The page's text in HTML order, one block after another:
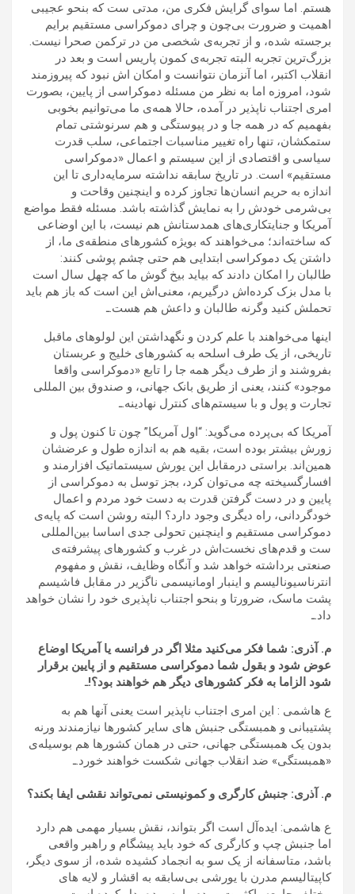
هستم. اما سوای گرایش فکری من، مدتی ست که بنحو عجیبی
اهمیت و ضرورت بی‌چون و چرای دموکراسی مستقیم برایم
برجسته شده، و از تجربه‌ی شخصی من در ترکمن صحرا نیست.
بزرگ‌ترین تجربه البته تجربه‌ی کمون پاریس است و بعد در
انقلاب اکتبر، اما آنزمان نتوانست و امکان اش نبود که پیروزمند
شود، امروزه اما به نظر من مسئله دموکراسی از پایین، بصورت
امری اجتناب ناپذیر در آمده، حالا همه‌ی ما می‌توانیم بخوبی
بفهمیم که در همه جا و در پیوستگی و هم سرنوشتی تمام
ستمکشان، تنها راه تغییر مناسبات اجتماعی، سلب قدرت
سیاسی و اقتصادی از این سیستم و اعمال «دموکراسی
مستقیم» است. در تاریخ سابقه نداشته سرمایه‌داری تا این
اندازه به حریم انسان‌ها تجاوز کرده و اینچنین وقاحت و
بی‌شرمی خودش را به نمایش گذاشته باشد. مسئله فقط مواضع
آمریکا و جنایتکاری‌های همدستانش هم نیست، با این اوضاعی
که ساخته‌اند؛ می‌خواهند که بویژه کشورهای منطقه‌ی ما، از
داشتن یک دموکراسی ابتدایی هم حتی چشم پوشی کنند:
طالبان را امکان دادند که بیاید بیخ گوش ما که چهل سال است
با مدل بزک کرده‌اش درگیریم، معنی‌اش این است که باز هم باید
تحملش کنید وگرنه طالبان و داعش هم هست.ـ
اینها می‌خواهند با علم کردن و نگهداشتن این لولوهای ماقبل
تاریخی، از یک طرف اسلحه به کشورهای خلیج و عربستان
بفروشند و از طرف دیگر همه جا را تابع «دموکراسی واقعا
موجود» کنند، یعنی از طریق بانک جهانی، و صندوق بین المللی
تجارت و پول و با سیستم‌های کنترل نهادینه.ـ
آمریکا که بی‌پرده می‌گوید: “اول آمریکا” چون تا کنون پول و
زورش بیشتر بوده است، بقیه هم به اندازه طول و عرضشان
همین‌اند. براستی درمقابل این یورش سیستماتیک افزارمند و
افسارگسیخته چه می‌توان کرد، بجز توسل به دموکراسی از
پایین و در دست گرفتن قدرت به دست خود مردم و اعمال
خودگردانی، راه دیگری وجود دارد؟ البته روشن است که پایه‌ی
دموکراسی مستقیم و اینچنین تحولی جدی اساسا بین‌المللی‌
ست و قدم‌های نخست‌اش در غرب و کشورهای پیشرفته‌ی
صنعتی برداشته خواهد شد و آنگاه وظایف، نقش و مفهوم
انترناسیونالیسم و اینبار اومانیسمی ناگزیر در مقابل فاشیسم
پشت ماسک، ضرورتا و بنحو اجتناب ناپذیری خود را نشان خواهد
داد.ـ
م. آذری: شما فکر می‌کنید مثلا اگر در فرانسه یا آمریکا اوضاع
عوض شود و بقول شما دموکراسی مستقیم و از پایین برقرار
شود الزاما به فکر کشورهای دیگر هم خواهند بود؟!ـ
ع هاشمی : این امری اجتناب ناپذیر است یعنی آنها هم به
پشتیبانی و همبستگی جنبش های سایر کشورها نیازمندند ورنه
بدون یک همبستگی جهانی، حتی در همان کشورها هم بوسیله‌ی
«همبستگی» ضد انقلاب جهانی شکست خواهند خورد.ـ
م. آذری: جنبش کارگری و کمونیستی نمی‌تواند نقشی ایفا بکند؟
ع هاشمی: ایده‌آل است اگر بتواند، نقش بسیار مهمی هم دارد
اما جنبش چپ و کارگری که خود باید پیشگام و راهبر واقعی
باشد، متاسفانه از یک سو به انجماد کشیده شده، از سوی دیگر،
کاپیتالیسم مدرن با یورشی بی‌سابقه به اقشار و لایه های